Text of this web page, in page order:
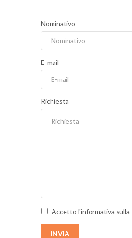
Nominativo
E-mail
Richiesta
Accetto l'informativa sulla
INVIA